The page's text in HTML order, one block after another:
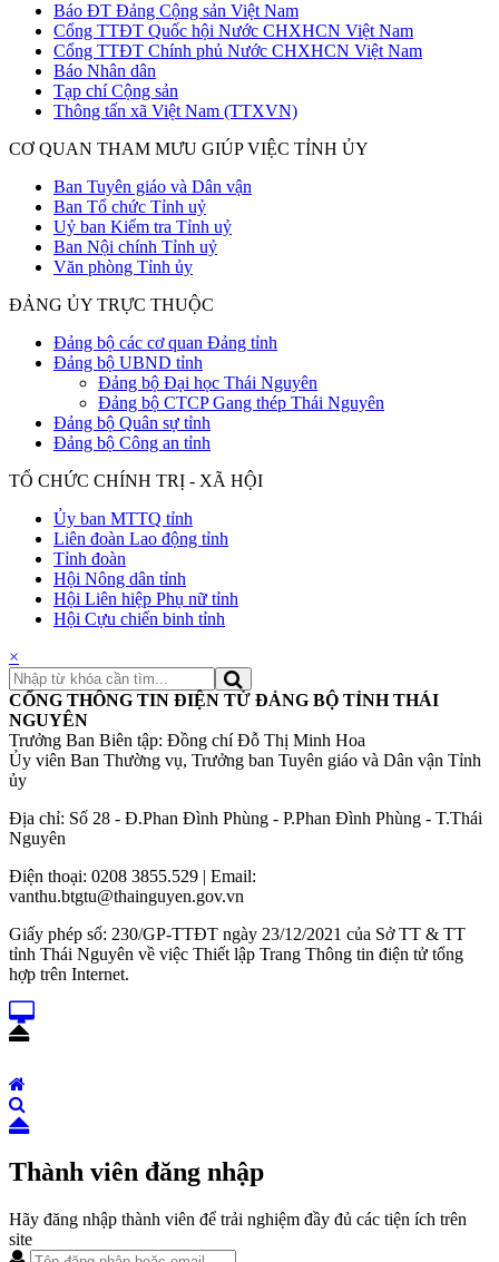
Báo ĐT Đảng Cộng sản Việt Nam
Cổng TTĐT Quốc hội Nước CHXHCN Việt Nam
Cổng TTĐT Chính phủ Nước CHXHCN Việt Nam
Báo Nhân dân
Tạp chí Cộng sản
Thông tấn xã Việt Nam (TTXVN)
CƠ QUAN THAM MƯU GIÚP VIỆC TỈNH ỦY
Ban Tuyên giáo và Dân vận
Ban Tổ chức Tỉnh uỷ
Uỷ ban Kiểm tra Tỉnh uỷ
Ban Nội chính Tỉnh uỷ
Văn phòng Tỉnh ủy
ĐẢNG ỦY TRỰC THUỘC
Đảng bộ các cơ quan Đảng tỉnh
Đảng bộ UBND tỉnh
Đảng bộ Đại học Thái Nguyên
Đảng bộ CTCP Gang thép Thái Nguyên
Đảng bộ Quân sự tỉnh
Đảng bộ Công an tỉnh
TỔ CHỨC CHÍNH TRỊ - XÃ HỘI
Ủy ban MTTQ tỉnh
Liên đoàn Lao động tỉnh
Tỉnh đoàn
Hội Nông dân tỉnh
Hội Liên hiệp Phụ nữ tỉnh
Hội Cựu chiến binh tỉnh
×
CỔNG THÔNG TIN ĐIỆN TỬ ĐẢNG BỘ TỈNH THÁI
NGUYÊN
Trưởng Ban Biên tập: Đồng chí Đỗ Thị Minh Hoa
Ủy viên Ban Thường vụ, Trưởng ban Tuyên giáo và Dân vận Tỉnh
ủy
Địa chỉ: Số 28 - Đ.Phan Đình Phùng - P.Phan Đình Phùng - T.Thái
Nguyên
Điện thoại: 0208 3855.529 | Email:
vanthu.btgtu@thainguyen.gov.vn
Giấy phép số: 230/GP-TTĐT ngày 23/12/2021 của Sở TT & TT
tỉnh Thái Nguyên về việc Thiết lập Trang Thông tin điện tử tổng
hợp trên Internet.
Thành viên đăng nhập
Hãy đăng nhập thành viên để trải nghiệm đầy đủ các tiện ích trên
site